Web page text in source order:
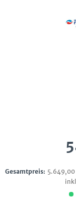
Gesamtpreis: 5.649,00